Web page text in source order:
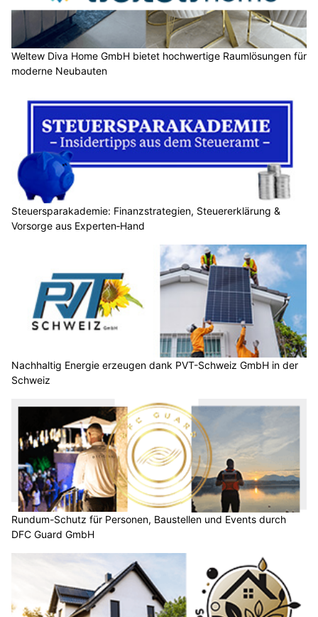
Weltew Diva Home GmbH bietet hochwertige Raumlösungen für
moderne Neubauten
Steuersparakademie: Finanzstrategien, Steuererklärung &
Vorsorge aus Experten‑Hand
Nachhaltig Energie erzeugen dank PVT-Schweiz GmbH in der
Schweiz
Rundum-Schutz für Personen, Baustellen und Events durch
DFC Guard GmbH